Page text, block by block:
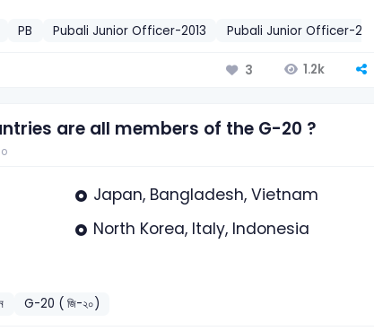
PB Pubali Junior Officer-2013 Pubali Junior Officer-2014
3 1.2k
are all members of the G-20 ?
Japan, Bangladesh, Vietnam
North Korea, Italy, Indonesia
G-20 ( জি-২০)